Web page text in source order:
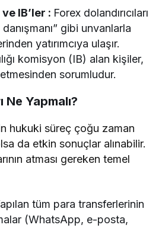
IB’ler : Forex dolandırıcıları
danışmanı” gibi unvanlarla
yatırımcıya ulaşır.
komisyon (IB) alan kişiler,
etmesinden sorumludur.
Ne Yapmalı?
hukuki süreç çoğu zaman
da etkin sonuçlar alınabilir.
atması gereken temel
tüm para transferlerinin
(WhatsApp, e-posta,